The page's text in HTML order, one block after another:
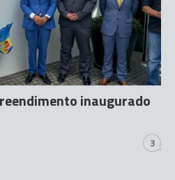
inaugurado
3